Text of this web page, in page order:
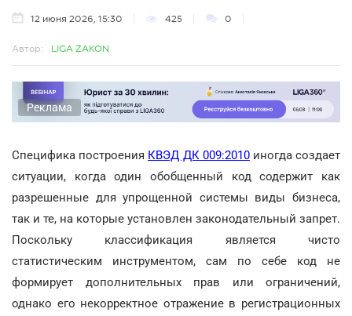
12 июня 2026, 15:30 425 0
Автор: LIGA ZAKON
Реклама
Специфика построения КВЭД ДК 009:2010иногда создает
ситуации, когда один обобщенный код содержит как
разрешенные для упрощенной системы виды бизнеса,
так и те, на которые установлен законодательный запрет.
Поскольку классификация является чисто
статистическим инструментом, сам по себе код не
формирует дополнительных прав или ограничений,
однако его некорректное отражение в регистрационных